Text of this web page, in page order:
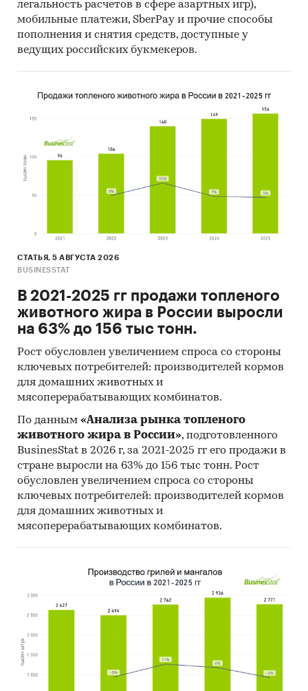
легальность расчетов в сфере азартных игр),
мобильные платежи, SberPay и прочие способы
пополнения и снятия средств, доступные у
ведущих российских букмекеров.
СТАТЬЯ, 5 АВГУСТА 2026
BUSINESSTAT
В 2021-2025 гг продажи топленого
животного жира в России выросли
на 63% до 156 тыс тонн.
Рост обусловлен увеличением спроса со стороны
ключевых потребителей: производителей кормов
для домашних животных и
мясоперерабатывающих комбинатов.
По данным «Анализа рынка топленого
животного жира в России», подготовленного
BusinesStat в 2026 г, за 2021-2025 гг его продажи в
стране выросли на 63% до 156 тыс тонн. Рост
обусловлен увеличением спроса со стороны
ключевых потребителей: производителей кормов
для домашних животных и
мясоперерабатывающих комбинатов.